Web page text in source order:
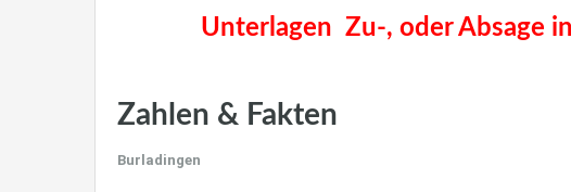
Unterlagen Zu-, oder Absage
Zahlen & Fakten
Burladingen